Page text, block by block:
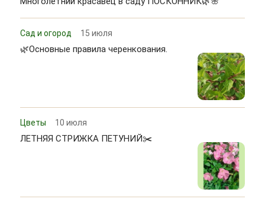
Сад и огород 15 июля
🌿Основные правила черенкования.
Цветы 10 июля
ЛЕТНЯЯ СТРИЖКА ПЕТУНИЙ✂️